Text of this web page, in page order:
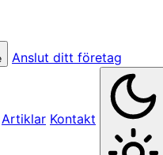
Anslut ditt företag
Artiklar Kontakt